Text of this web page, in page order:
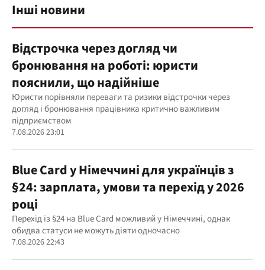
Інші новини
Відстрочка через догляд чи
бронювання на роботі: юристи
пояснили, що надійніше
Юристи порівняли переваги та ризики відстрочки через
догляд і бронювання працівника критично важливим
підприємством
7.08.2026 23:01
Blue Card у Німеччині для українців з
§24: зарплата, умови та перехід у 2026
році
Перехід із §24 на Blue Card можливий у Німеччині, однак
обидва статуси не можуть діяти одночасно
7.08.2026 22:43